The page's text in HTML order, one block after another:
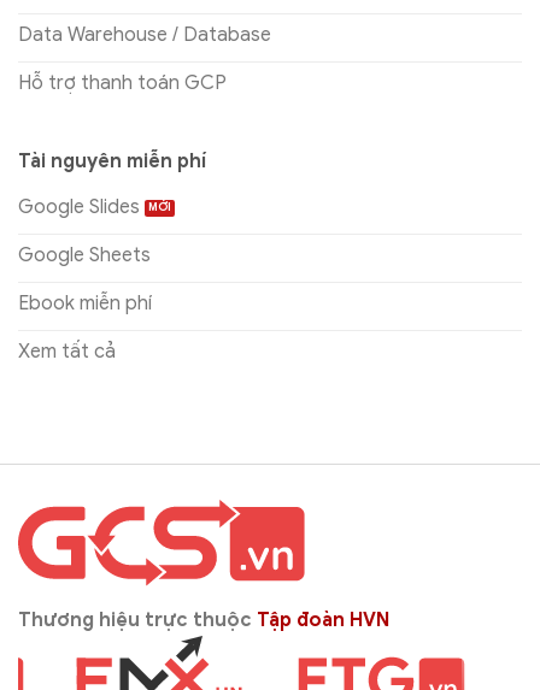
Data Warehouse / Database
Hỗ trợ thanh toán GCP
Tài nguyên miễn phí
Google Slides
Google Sheets
Ebook miễn phí
Xem tất cả
Thương hiệu trực thuộc Tập đoàn HVN